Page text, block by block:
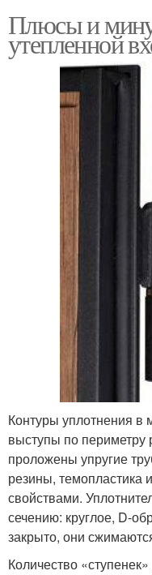
Плюсы и
утепленной
Контуры уплотнения в
выступы по
проложены упругие
резины, темопластика
свойствами.
сечению: круглое, D-
закрыто, они
Количество